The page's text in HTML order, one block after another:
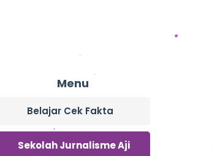
Menu
Belajar Cek Fakta
Sekolah Jurnalisme Aji